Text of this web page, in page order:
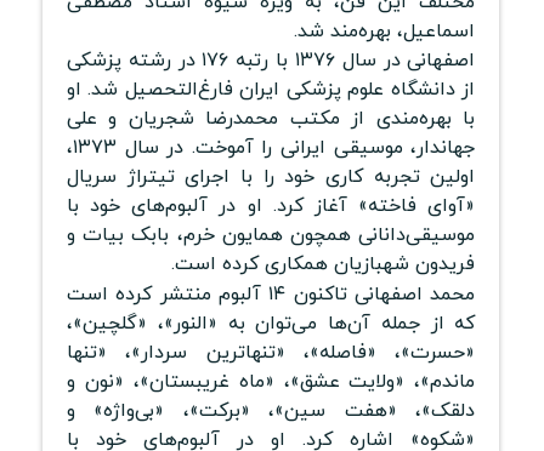
اسماعیل، بهره‌مند شد.
اصفهانی در سال ۱۳۷۶ با رتبه ۱۷۶ در رشته پزشکی
از دانشگاه علوم پزشکی ایران فارغ‌التحصیل شد. او
با بهره‌مندی از مکتب محمدرضا شجریان و علی
جهاندار، موسیقی ایرانی را آموخت. در سال ۱۳۷۳،
اولین تجربه کاری خود را با اجرای تیتراژ سریال
«آوای فاخته» آغاز کرد. او در آلبوم‌های خود با
موسیقی‌دانانی همچون همایون خرم، بابک بیات و
فریدون شهبازیان همکاری کرده است.
محمد اصفهانی تاکنون ۱۴ آلبوم منتشر کرده است
که از جمله آن‌ها می‌توان به «النور»، «گلچین»،
«حسرت»، «فاصله»، «تنهاترین سردار»، «تنها
ماندم»، «ولایت عشق»، «ماه غریبستان»، «نون و
دلقک»، «هفت سین»، «برکت»، «بی‌واژه» و
«شکوه» اشاره کرد. او در آلبوم‌های خود با